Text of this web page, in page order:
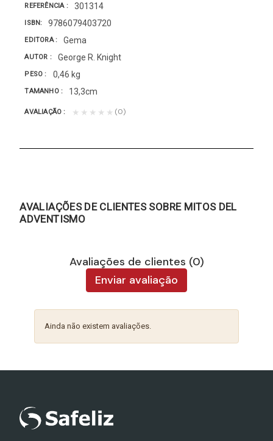
REFERÊNCIA 301314
ISBN 9786079403720
EDITORA Gema
AUTOR George R. Knight
PESO 0,46 kg
TAMANHO 13,3cm
AVALIAÇÃO ★★★★★ (0)
AVALIAÇÕES DE CLIENTES SOBRE MITOS DEL
ADVENTISMO
Avaliações de clientes (0)
Enviar avaliação
Ainda não existem avaliações.